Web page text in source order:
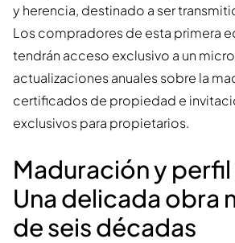
y herencia, destinado a ser
Los compradores de esta primera
tendrán acceso exclusivo a un
actualizaciones anuales sobre la
certificados de propiedad e
exclusivos para propietarios.
Maduración y
Una delicada obra
de seis décadas